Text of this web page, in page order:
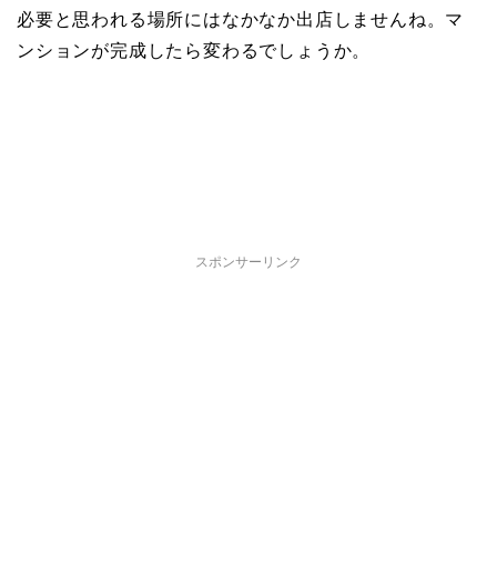
必要と思われる場所にはなかなか出店しませんね。マ
ンションが完成したら変わるでしょうか。
スポンサーリンク